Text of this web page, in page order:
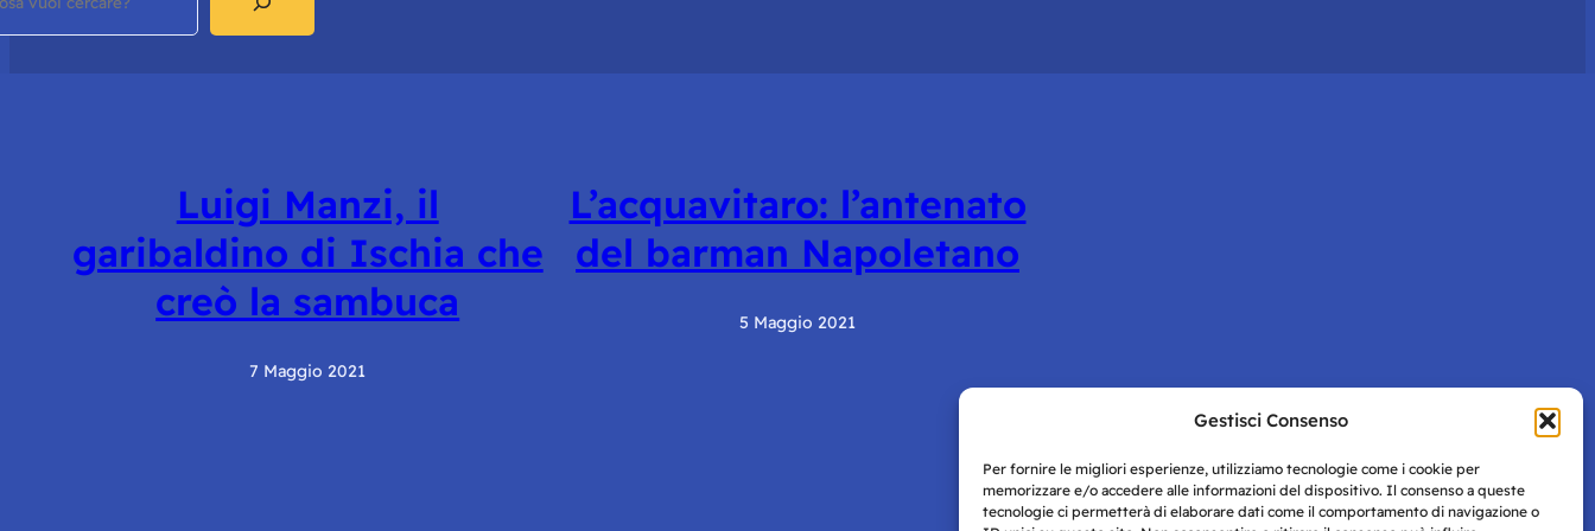
Gestisci Consenso
Per fornire le migliori esperienze, utilizziamo tecnologie come i cookie per
memorizzare e/o accedere alle informazioni del dispositivo. Il consenso a queste
tecnologie ci permetterà di elaborare dati come il comportamento di navigazione o
Luigi Manzi, il
garibaldino di Ischia che
creò la sambuca
7 Maggio 2021
L’acquavitaro: l’antenato
del barman Napoletano
5 Maggio 2021